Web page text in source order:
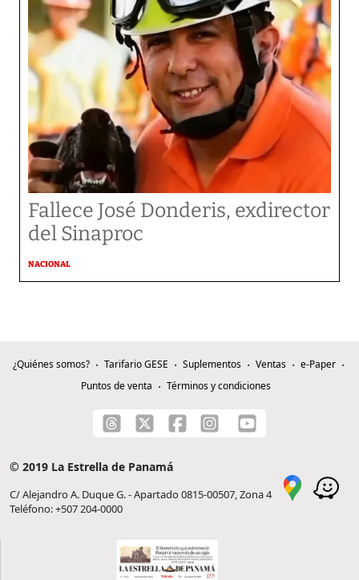
Fallece José Donderis, exdirector
del Sinaproc
NACIONAL
¿Quiénes somos? Tarifario GESE Suplementos Ventas
e-Paper
Puntos de venta
Términos y condiciones
© 2019 La Estrella de Panamá
C/ Alejandro A. Duque G. - Apartado 0815-00507, Zona 4
Teléfono: +507 204-0000